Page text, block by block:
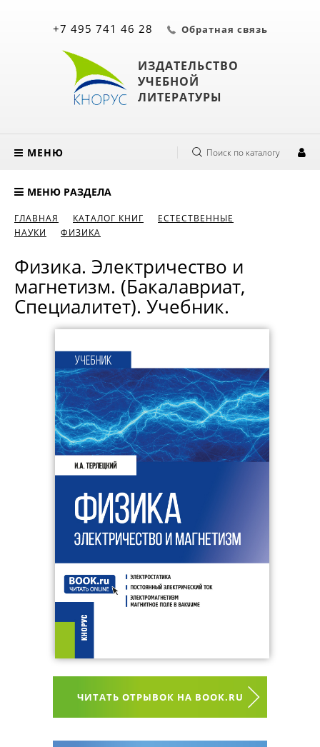
ИЗДАТЕЛЬСТВО
УЧЕБНОЙ
ЛИТЕРАТУРЫ
+7 495 741 46 28 Обратная связь
МЕНЮ Поиск по каталогу
МЕНЮ РАЗДЕЛА
ГЛАВНАЯ КАТАЛОГ КНИГ
ЕСТЕСТВЕННЫЕ
НАУКИ
ФИЗИКА
Физика. Электричество и
магнетизм. (Бакалавриат,
Специалитет). Учебник.
ЧИТАТЬ ОТРЫВОК НА BOOK.RU